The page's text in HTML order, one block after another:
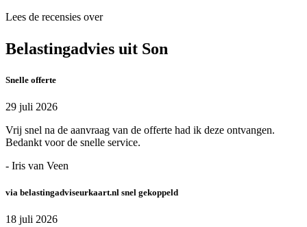
Lees de recensies over
Belastingadvies uit Son
Snelle offerte
29 juli 2026
Vrij snel na de aanvraag van de offerte had ik deze ontvangen.
Bedankt voor de snelle service.
- Iris van Veen
via belastingadviseurkaart.nl snel gekoppeld
18 juli 2026